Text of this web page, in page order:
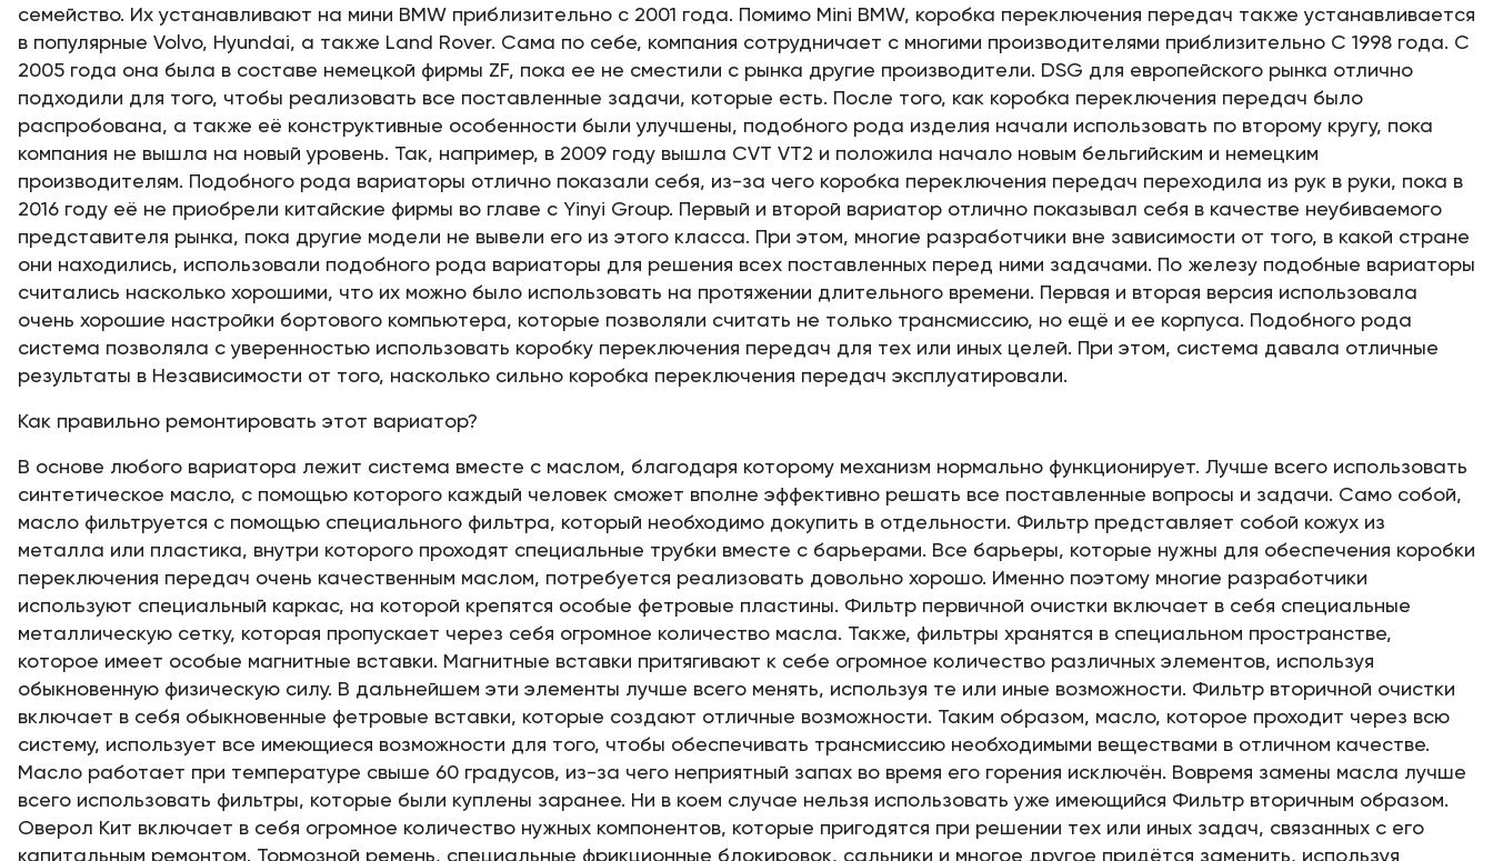
семейство. Их устанавливают на мини BMW приблизительно с 2001 года. Помимо Mini BMW, коробка переключения передач также устанавливается
в популярные Volvo, Hyundai, а также Land Rover. Сама по себе, компания сотрудничает с многими производителями приблизительно С 1998 года. С
2005 года она была в составе немецкой фирмы ZF, пока ее не сместили с рынка другие производители. DSG для европейского рынка отлично
подходили для того, чтобы реализовать все поставленные задачи, которые есть. После того, как коробка переключения передач было
распробована, а также её конструктивные особенности были улучшены, подобного рода изделия начали использовать по второму кругу, пока
компания не вышла на новый уровень. Так, например, в 2009 году вышла CVT VT2 и положила начало новым бельгийским и немецким
производителям. Подобного рода вариаторы отлично показали себя, из-за чего коробка переключения передач переходила из рук в руки, пока в
2016 году её не приобрели китайские фирмы во главе с Yinyi Group. Первый и второй вариатор отлично показывал себя в качестве неубиваемого
представителя рынка, пока другие модели не вывели его из этого класса. При этом, многие разработчики вне зависимости от того, в какой стране
они находились, использовали подобного рода вариаторы для решения всех поставленных перед ними задачами. По железу подобные вариаторы
считались насколько хорошими, что их можно было использовать на протяжении длительного времени. Первая и вторая версия использовала
очень хорошие настройки бортового компьютера, которые позволяли считать не только трансмиссию, но ещё и ее корпуса. Подобного рода
система позволяла с уверенностью использовать коробку переключения передач для тех или иных целей. При этом, система давала отличные
результаты в Независимости от того, насколько сильно коробка переключения передач эксплуатировали.
Как правильно ремонтировать этот вариатор?
В основе любого вариатора лежит система вместе с маслом, благодаря которому механизм нормально функционирует. Лучше всего использовать
синтетическое масло, с помощью которого каждый человек сможет вполне эффективно решать все поставленные вопросы и задачи. Само собой,
масло фильтруется с помощью специального фильтра, который необходимо докупить в отдельности. Фильтр представляет собой кожух из
металла или пластика, внутри которого проходят специальные трубки вместе с барьерами. Все барьеры, которые нужны для обеспечения коробки
переключения передач очень качественным маслом, потребуется реализовать довольно хорошо. Именно поэтому многие разработчики
используют специальный каркас, на которой крепятся особые фетровые пластины. Фильтр первичной очистки включает в себя специальные
металлическую сетку, которая пропускает через себя огромное количество масла. Также, фильтры хранятся в специальном пространстве,
которое имеет особые магнитные вставки. Магнитные вставки притягивают к себе огромное количество различных элементов, используя
обыкновенную физическую силу. В дальнейшем эти элементы лучше всего менять, используя те или иные возможности. Фильтр вторичной очистки
включает в себя обыкновенные фетровые вставки, которые создают отличные возможности. Таким образом, масло, которое проходит через всю
систему, использует все имеющиеся возможности для того, чтобы обеспечивать трансмиссию необходимыми веществами в отличном качестве.
Масло работает при температуре свыше 60 градусов, из-за чего неприятный запах во время его горения исключён. Вовремя замены масла лучше
всего использовать фильтры, которые были куплены заранее. Ни в коем случае нельзя использовать уже имеющийся Фильтр вторичным образом.
Оверол Кит включает в себя огромное количество нужных компонентов, которые пригодятся при решении тех или иных задач, связанных с его
капитальным ремонтом. Тормозной ремень, специальные фрикционные блокировок, сальники и многое другое придётся заменить, используя